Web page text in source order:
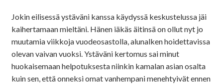
Jokin eilisessä ystäväni kanssa käydyssä keskustelussa jäi
kaihertamaan mieltäni. Hänen iäkäs äitinsä on ollut nyt jo
muutamia viikkoja vuodeosastolla, alunalken hoidettavissa
olevan vaivan vuoksi. Ystäväni kertomus sai minut
huokaisemaan helpotuksesta niinkin kamalan asian osalta
kuin sen, että onneksi omat vanhempani menehtyivät ennen